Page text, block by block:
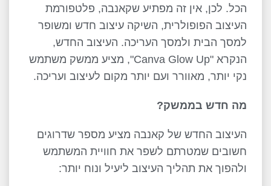
הכל. לכן, אין זה מפתיע שקאנבה, פלטפורמת
העיצוב הפופולרית, השיקה עיצוב חדש ומשופר
למסך הבית ולמסך העריכה. העיצוב החדש,
הנקרא "Canva Glow Up", מציע ממשק משתמש
נקי יותר, מאוורר ועם יותר מקום לעיצוב ועריכה.
מה חדש בממשק?
העיצוב החדש של קאנבה מציע מספר שדרוגים
חשובים שמטרתם לשפר את חוויית המשתמש
ולהפוך את תהליך העיצוב ליעיל ונוח יותר: